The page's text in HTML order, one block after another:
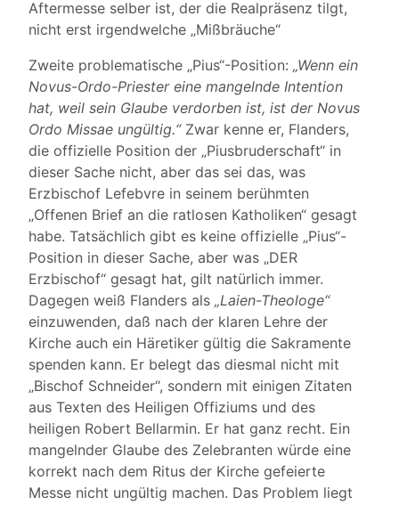
Aftermesse selber ist, der die Realpräsenz tilgt,
nicht erst irgendwelche „Mißbräuche“
Zweite problematische „Pius“-Position: „Wenn ein
Novus-Ordo-Priester eine mangelnde Intention
hat, weil sein Glaube verdorben ist, ist der Novus
Ordo Missae ungültig.“Zwar kenne er, Flanders,
die offizielle Position der „Piusbruderschaft“ in
dieser Sache nicht, aber das sei das, was
Erzbischof Lefebvre in seinem berühmten
„Offenen Brief an die ratlosen Katholiken“ gesagt
habe. Tatsächlich gibt es keine offizielle „Pius“-
Position in dieser Sache, aber was „DER
Erzbischof“ gesagt hat, gilt natürlich immer.
Dagegen weiß Flanders als „Laien-Theologe“
einzuwenden, daß nach der klaren Lehre der
Kirche auch ein Häretiker gültig die Sakramente
spenden kann. Er belegt das diesmal nicht mit
„Bischof Schneider“, sondern mit einigen Zitaten
aus Texten des Heiligen Offiziums und des
heiligen Robert Bellarmin. Er hat ganz recht. Ein
mangelnder Glaube des Zelebranten würde eine
korrekt nach dem Ritus der Kirche gefeierte
Messe nicht ungültig machen. Das Problem liegt